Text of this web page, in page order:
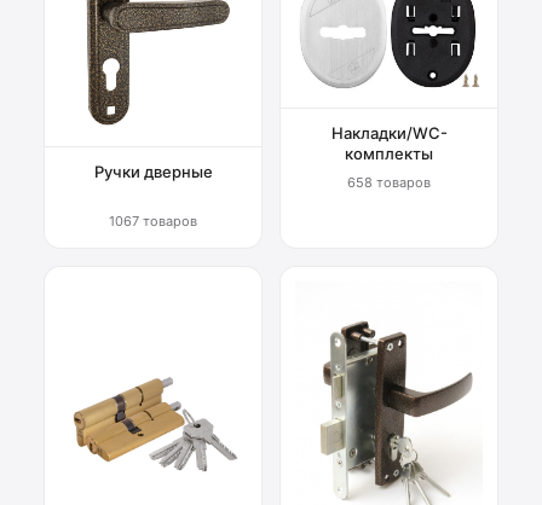
Ручки дверные
1067 товаров
Накладки/WC-
комплекты
658 товаров